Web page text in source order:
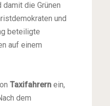
die Grünen
und
beteiligte
auf einem
Taxifahrern ein,
dem